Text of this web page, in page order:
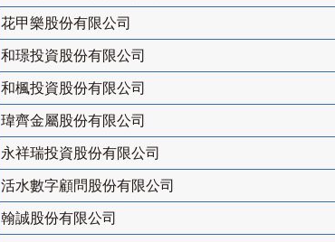
花甲樂股份有限公司
和璟投資股份有限公司
和楓投資股份有限公司
瑋齊金屬股份有限公司
永祥瑞投資股份有限公司
活水數字顧問股份有限公司
翰誠股份有限公司